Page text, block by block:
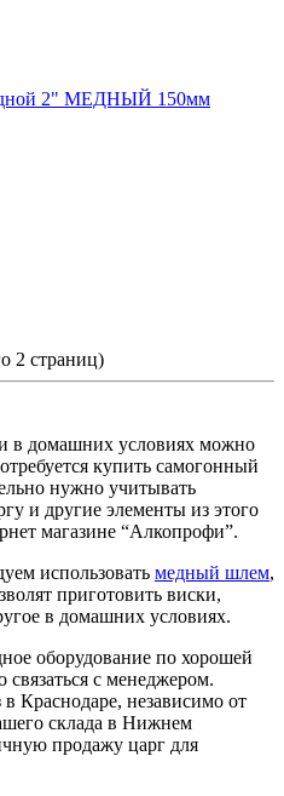
2" МЕДНЫЙ 150мм
2 страниц)
в домашних условиях можно
купить самогонный
нужно учитывать
и другие элементы из этого
магазине “Алкопрофи”.
использовать медный шлем,
приготовить виски,
в домашних условиях.
оборудование по хорошей
с менеджером.
Краснодаре, независимо от
склада в Нижнем
продажу царг для